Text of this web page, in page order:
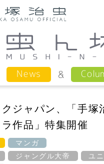
News
ジャパン、「手塚
作品」特集開催
マンガ
ジャングル大帝 ユ